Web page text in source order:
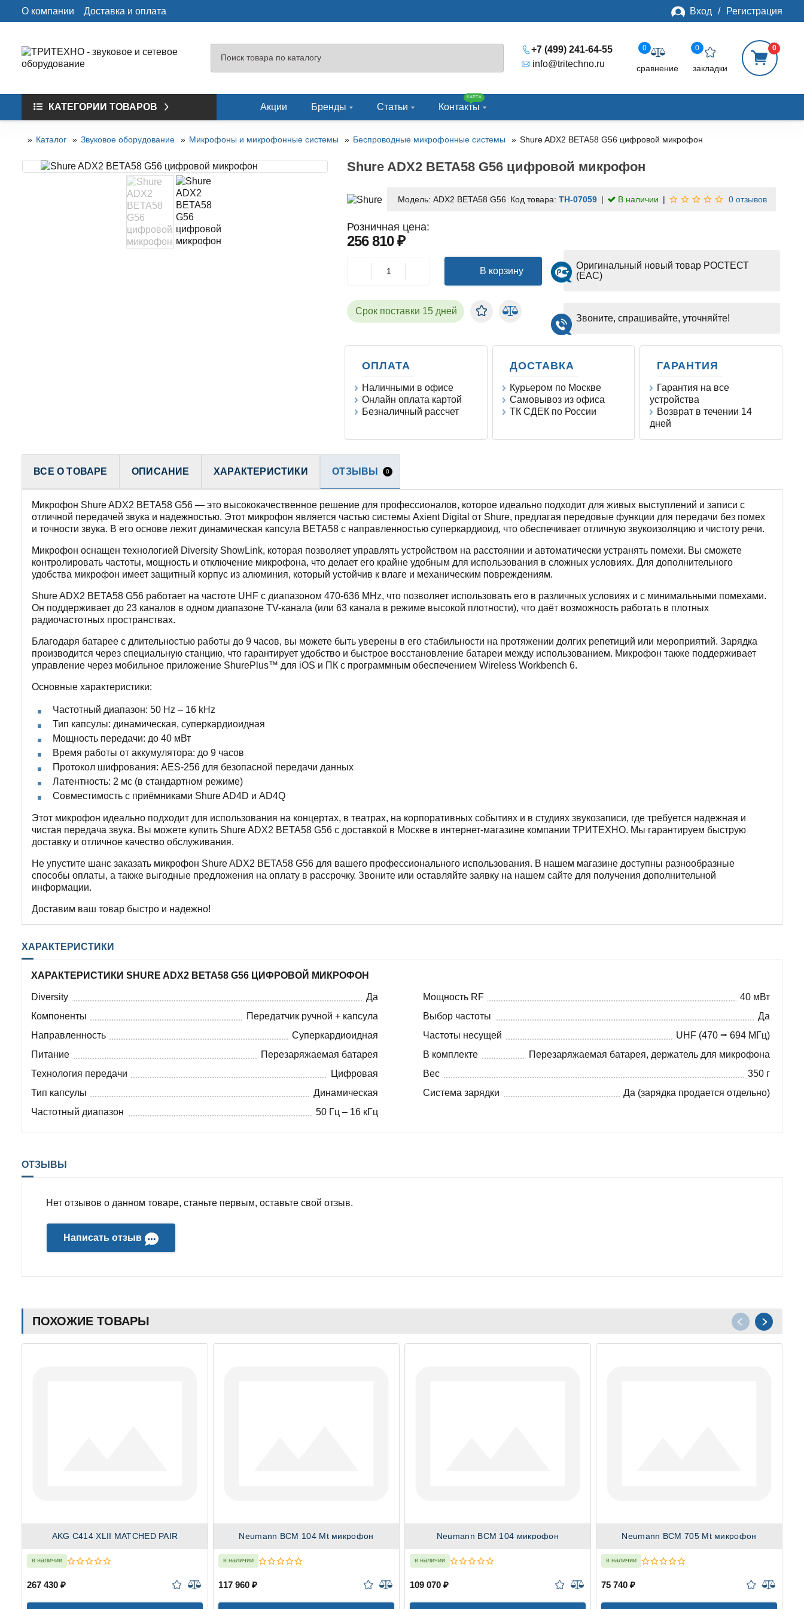
О компании Доставка и оплата Вход / Регистрация
+7 (499) 241-64-55
info@tritechno.ru
0
сравнение
0
закладки
0
КАТЕГОРИИ ТОВАРОВ Акции Бренды Статьи
КАРТА
Контакты
Каталог Звуковое оборудование Микрофоны и микрофонные системы Беспроводные микрофонные системы Shure ADX2 BETA58 G56 цифровой микрофон
Shure ADX2 BETA58 G56 цифровой микрофон
Модель: ADX2 BETA58 G56 Код товара: TH-07059 В наличии 0 отзывов
Розничная цена:
256 810 ₽
В корзину
Срок поставки 15 дней
Оригинальный новый товар РОСТЕСТ
(EAC)
Звоните, спрашивайте, уточняйте!
ОПЛАТА
Наличными в офисе
Онлайн оплата картой
Безналичный рассчет
ДОСТАВКА
Курьером по Москве
Самовывоз из офиса
ТК СДЕК по России
ГАРАНТИЯ
Гарантия на все
устройства
Возврат в течении 14
дней
ВСЕ О ТОВАРЕ ОПИСАНИЕ ХАРАКТЕРИСТИКИ ОТЗЫВЫ 0
Микрофон Shure ADX2 BETA58 G56 — это высококачественное решение для профессионалов, которое идеально подходит для живых выступлений и записи с
отличной передачей звука и надежностью. Этот микрофон является частью системы Axient Digital от Shure, предлагая передовые функции для передачи без помех
и точности звука. В его основе лежит динамическая капсула BETA58 с направленностью суперкардиоид, что обеспечивает отличную звукоизоляцию и чистоту речи.
Микрофон оснащен технологией Diversity ShowLink, которая позволяет управлять устройством на расстоянии и автоматически устранять помехи. Вы сможете
контролировать частоты, мощность и отключение микрофона, что делает его крайне удобным для использования в сложных условиях. Для дополнительного
удобства микрофон имеет защитный корпус из алюминия, который устойчив к влаге и механическим повреждениям.
Shure ADX2 BETA58 G56 работает на частоте UHF с диапазоном 470-636 MHz, что позволяет использовать его в различных условиях и с минимальными помехами.
Он поддерживает до 23 каналов в одном диапазоне TV-канала (или 63 канала в режиме высокой плотности), что даёт возможность работать в плотных
радиочастотных пространствах.
Благодаря батарее с длительностью работы до 9 часов, вы можете быть уверены в его стабильности на протяжении долгих репетиций или мероприятий. Зарядка
производится через специальную станцию, что гарантирует удобство и быстрое восстановление батареи между использованием. Микрофон также поддерживает
управление через мобильное приложение ShurePlus™ для iOS и ПК с программным обеспечением Wireless Workbench 6.
Основные характеристики:
Частотный диапазон: 50 Hz – 16 kHz
Тип капсулы: динамическая, суперкардиоидная
Мощность передачи: до 40 мВт
Время работы от аккумулятора: до 9 часов
Протокол шифрования: AES-256 для безопасной передачи данных
Латентность: 2 мс (в стандартном режиме)
Совместимость с приёмниками Shure AD4D и AD4Q
Этот микрофон идеально подходит для использования на концертах, в театрах, на корпоративных событиях и в студиях звукозаписи, где требуется надежная и
чистая передача звука. Вы можете купить Shure ADX2 BETA58 G56 с доставкой в Москве в интернет-магазине компании ТРИТЕХНО. Мы гарантируем быструю
доставку и отличное качество обслуживания.
Не упустите шанс заказать микрофон Shure ADX2 BETA58 G56 для вашего профессионального использования. В нашем магазине доступны разнообразные
способы оплаты, а также выгодные предложения на оплату в рассрочку. Звоните или оставляйте заявку на нашем сайте для получения дополнительной
информации.
Доставим ваш товар быстро и надежно!
ХАРАКТЕРИСТИКИ
ХАРАКТЕРИСТИКИ SHURE ADX2 BETA58 G56 ЦИФРОВОЙ МИКРОФОН
Diversity
Да
Компоненты
Передатчик ручной + капсула
Направленность
Суперкардиоидная
Питание
Перезаряжаемая батарея
Технология передачи
Цифровая
Тип капсулы
Динамическая
Частотный диапазон
50 Гц – 16 кГц
Мощность RF
40 мВт
Выбор частоты
Да
Частоты несущей
UHF (470 ⭢ 694 МГц)
В комплекте
Перезаряжаемая батарея, держатель для микрофона
Вес
350 г
Система зарядки
Да (зарядка продается отдельно)
ОТЗЫВЫ
Нет отзывов о данном товаре, станьте первым, оставьте свой отзыв.
Написать отзыв
ПОХОЖИЕ ТОВАРЫ
AKG C414 XLII MATCHED PAIR
в наличии
267 430 ₽
Neumann BCM 104 Mt микрофон
в наличии
117 960 ₽
Neumann BCM 104 микрофон
в наличии
109 070 ₽
Neumann BCM 705 Mt микрофон
в наличии
75 740 ₽